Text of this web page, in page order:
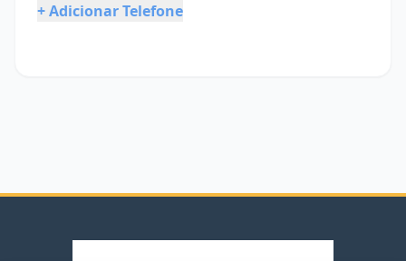
+ Adicionar Telefone